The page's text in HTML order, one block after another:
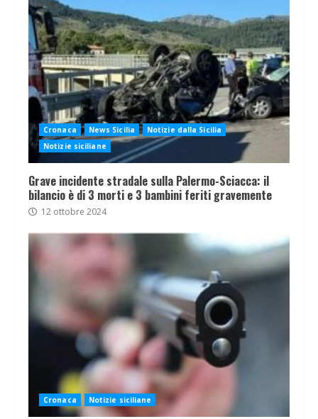
Cronaca News Sicilia
Notizie dalla Sicilia
Notizie siciliane
Grave incidente stradale sulla Palermo-Sciacca: il
bilancio è di 3 morti e 3 bambini feriti gravemente
12 ottobre 2024
Cronaca Notizie siciliane